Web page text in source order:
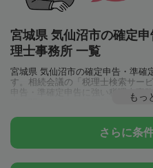
宮城県 気仙沼市の確定
理士事務所 一覧
宮城県 気仙沼市の確定申告・準確
す。相続会議の「税理士検索サー
申告・準確定申告に強い税理士事
続に関する税金や特例制度のこと
もっ
さらに条